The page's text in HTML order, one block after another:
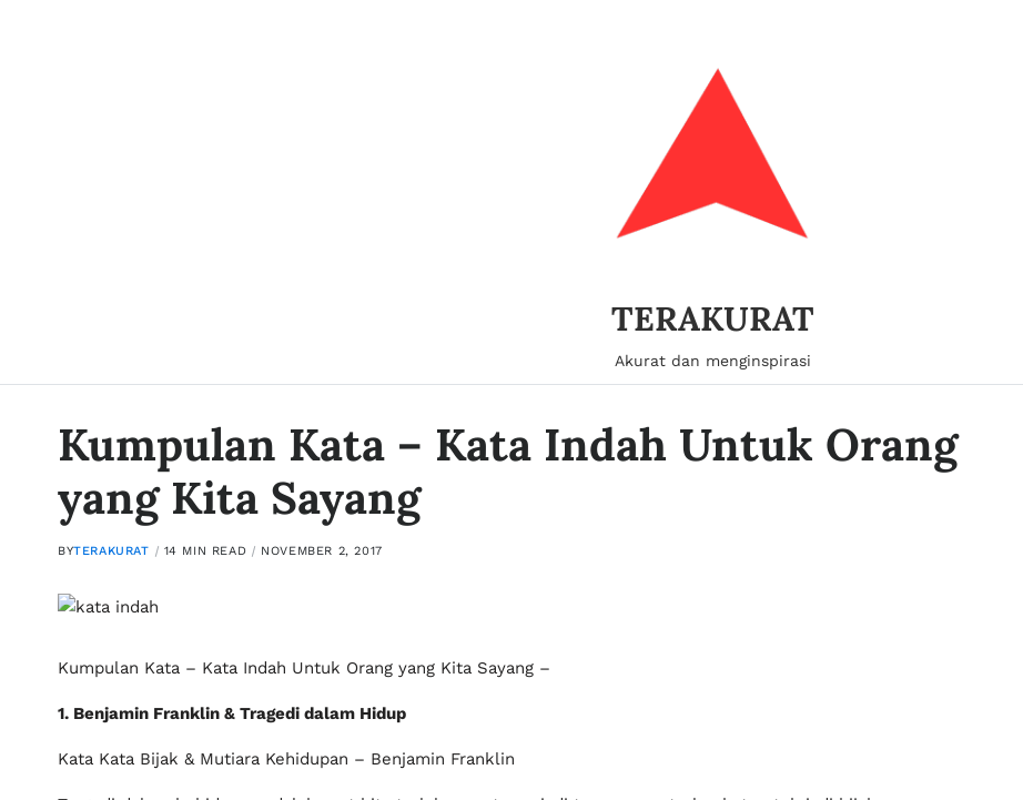
TERAKURAT
Akurat dan menginspirasi
Kumpulan Kata – Kata Indah Untuk Orang
yang Kita Sayang
BYTERAKURAT 14 MIN READ NOVEMBER 2, 2017
Kumpulan Kata – Kata Indah Untuk Orang yang Kita Sayang –
1. Benjamin Franklin & Tragedi dalam Hidup
Kata Kata Bijak & Mutiara Kehidupan – Benjamin Franklin